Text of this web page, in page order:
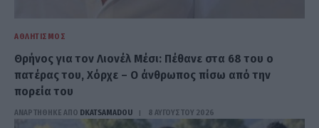
ΑΘΛΗΤΙΣΜΌΣ
Θρήνος για τον Λιονέλ Μέσι: Πέθανε στα 68 του ο
πατέρας του, Χόρχε – Ο άνθρωπος πίσω από την
πορεία του
ΑΝΑΡΤΗΘΗΚΕ ΑΠΟ DKATSAMADOU 8 ΑΥΓΟΎΣΤΟΥ 2026